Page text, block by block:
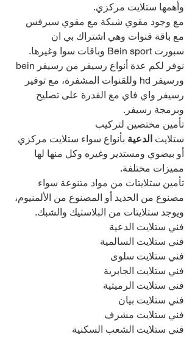
وأهمها ستلايت مركزي.
مع وجود مقوي شبكة مع مقوي سيرفس
مع باقة قنوات وهي اشتراك بي ان
سبورت Bein sport وباقات سوا وغيرها.
ورسيفر hd وللقنوات المشفرة، مع توفير
رسيفر واي فاي مع القدرة على تصليح
وبرمجة رسيفر.
تأمين مختصين لتركيب
ستلايت الدعية بأنواع سواء ستلايت مركزي
أو بيضوي ومستدير وغيره وكل منها لها
مميزات مختلفة.
تأمين ستلايتات من مواد متنوعة سواء
مصنوع من الحديد أو المصنوع من الألمنيوم،
ويوجد ستلايتات من البلاستيك والشبك.
فني ستلايت الدعية
فني ستلايت السالمية
فني ستلايت سلوى
فني ستلايت الجابرية
فني ستلايت الرميثية
فني ستلايت بيان
فني ستلايت مشرف
فني ستلايت الشعب السكنية